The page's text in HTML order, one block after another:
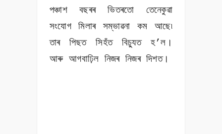
পঞ্চাশ বছৰৰ ভিতৰতো তেনেকুৱা
সংযোগ মিলাৰ সম্ভাৱনা কম আছে৷
তাৰ পিছত সিহঁত বিচ্যুত হ’ল।
আৰু আগবাঢ়িল নিজৰ নিজৰ দিশত।